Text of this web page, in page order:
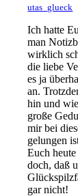
utas_glueck
Ich hatte
man
wirklich
die liebe
es ja
an.
hin und
große
mir bei
gelungen
Euch
doch, daß
gar nicht!